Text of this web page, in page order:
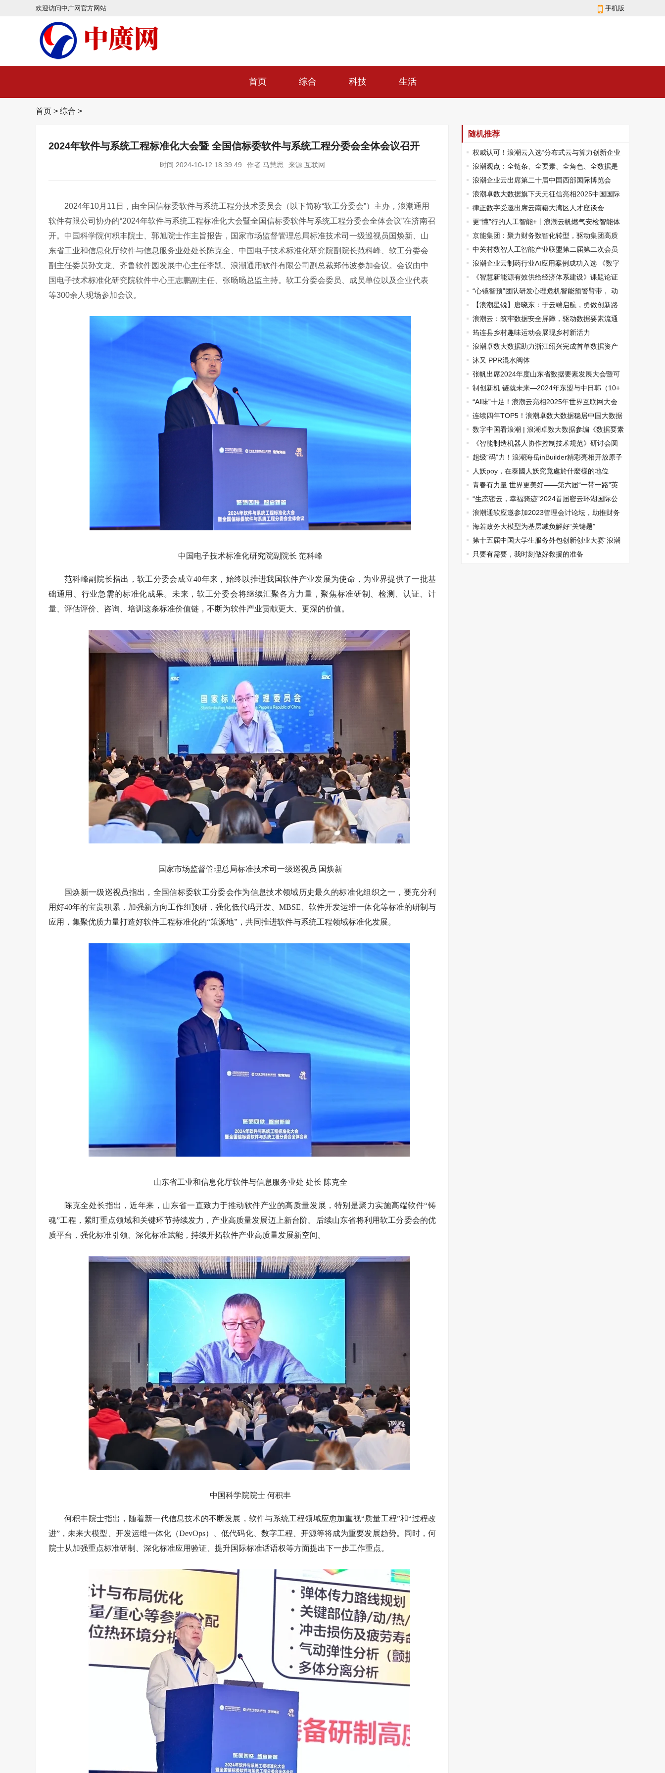
欢迎访问中广网官方网站 手机版
首页 综合 科技 生活
首页 > 综合 >
2024年软件与系统工程标准化大会暨 全国信标委软件与系统工程分委会全体会议召开
时间:2024-10-12 18:39:49 作者:马慧思 来源:互联网
2024年10月11日，由全国信标委软件与系统工程分技术委员会（以下简称“软工分委会”）主办，浪潮通用
软件有限公司协办的“2024年软件与系统工程标准化大会暨全国信标委软件与系统工程分委会全体会议”在济南召
开。中国科学院何积丰院士、郭旭院士作主旨报告，国家市场监督管理总局标准技术司一级巡视员国焕新、山
东省工业和信息化厅软件与信息服务业处处长陈克全、中国电子技术标准化研究院副院长范科峰、软工分委会
副主任委员孙文龙、齐鲁软件园发展中心主任李凯、浪潮通用软件有限公司副总裁郑伟波参加会议。会议由中
国电子技术标准化研究院软件中心王志鹏副主任、张旸旸总监主持。软工分委会委员、成员单位以及企业代表
等300余人现场参加会议。
中国电子技术标准化研究院副院长 范科峰
范科峰副院长指出，软工分委会成立40年来，始终以推进我国软件产业发展为使命，为业界提供了一批基
础通用、行业急需的标准化成果。未来，软工分委会将继续汇聚各方力量，聚焦标准研制、检测、认证、计
量、评估评价、咨询、培训这条标准价值链，不断为软件产业贡献更大、更深的价值。
国家市场监督管理总局标准技术司一级巡视员 国焕新
国焕新一级巡视员指出，全国信标委软工分委会作为信息技术领域历史最久的标准化组织之一，要充分利
用好40年的宝贵积累，加强新方向工作组预研，强化低代码开发、MBSE、软件开发运维一体化等标准的研制与
应用，集聚优质力量打造好软件工程标准化的“策源地”，共同推进软件与系统工程领域标准化发展。
山东省工业和信息化厅软件与信息服务业处 处长 陈克全
陈克全处长指出，近年来，山东省一直致力于推动软件产业的高质量发展，特别是聚力实施高端软件“铸
魂”工程，紧盯重点领域和关键环节持续发力，产业高质量发展迈上新台阶。后续山东省将利用软工分委会的优
质平台，强化标准引领、深化标准赋能，持续开拓软件产业高质量发展新空间。
中国科学院院士 何积丰
何积丰院士指出，随着新一代信息技术的不断发展，软件与系统工程领域应愈加重视“质量工程”和“过程改
进”，未来大模型、开发运维一体化（DevOps）、低代码化、数字工程、开源等将成为重要发展趋势。同时，何
院士从加强重点标准研制、深化标准应用验证、提升国际标准话语权等方面提出下一步工作重点。
随机推荐
权威认可！浪潮云入选“分布式云与算力创新企业
榜单”
浪潮观点：全链条、全要素、全角色、全数据是
司库建设的四大趋势
浪潮企业云出席第二十届中国西部国际博览会
浪潮卓数大数据旗下天元征信亮相2025中国国际
金融展
律正数字受邀出席云南籍大湾区人才座谈会
更“懂”行的人工智能+丨浪潮云帆燃气安检智能体
守护城市生命线
京能集团：聚力财务数智化转型，驱动集团高质
量发展新引擎
中关村数智人工智能产业联盟第二届第二次会员
大会顺利召开
浪潮企业云制药行业AI应用案例成功入选 《数字
原生典型案例集2024-2025》
《智慧新能源有效供给经济体系建设》课题论证
会在贵州省遵义市茅台镇举行
“心镜智预”团队研发心理危机智能预警臂带， 动
态分级守护青少年心理健康
【浪潮星锐】唐晓东：于云端启航，勇做创新路
上的“奔跑者”
浪潮云：筑牢数据安全屏障，驱动数据要素流通
筠连县乡村趣味运动会展现乡村新活力
浪潮卓数大数据助力浙江绍兴完成首单数据资产
入表沐又 PPR混水阀体
张帆出席2024年度山东省数据要素发展大会暨可
信数据空间建设启动会
制创新机 链就未来—2024年东盟与中日韩（10+
3）先进制造业云上对接会在南宁举办
“AI味”十足！浪潮云亮相2025年世界互联网大会
连续四年TOP5！浪潮卓数大数据稳居中国大数据
市场领导者象限
数字中国看浪潮 | 浪潮卓数大数据参编《数据要素
流通标准化白皮书》发布
《智能制造机器人协作控制技术规范》研讨会圆
满召开！
超级“码”力！浪潮海岳inBuilder精彩亮相开放原子
1024程序员节
人妖poy，在泰國人妖究竟處於什麼樣的地位
青春有力量 世界更美好——第六届“一带一路”英
语演讲比赛系列活动成功举办
“生态密云，幸福骑迹”2024首届密云环湖国际公
路自行车赛新闻发布会在密云举办
浪潮通软应邀参加2023管理会计论坛，助推财务
管理创新发展
海若政务大模型为基层减负解好“关键题”
第十五届中国大学生服务外包创新创业大赛“浪潮
卓数杯”北部区域赛决赛圆满落幕
只要有需要，我时刻做好救援的准备